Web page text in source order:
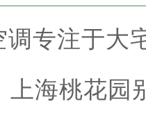
调专注于大
上海桃花